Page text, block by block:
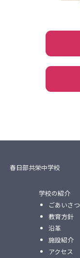
春日部共栄中学校
学校の紹介
ごあいさつ
教育方針
沿革
施設紹介
アクセス